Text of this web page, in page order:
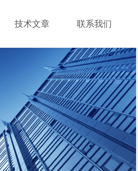
技术文章 联系我们